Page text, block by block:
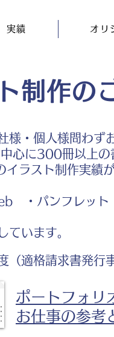
実績 オリ
制作の
・個人様問わず
に300冊以上の
ラスト制作実績が
・パンフレッ
います。
適格請求書発行
ポートフォリ
お仕事の参考